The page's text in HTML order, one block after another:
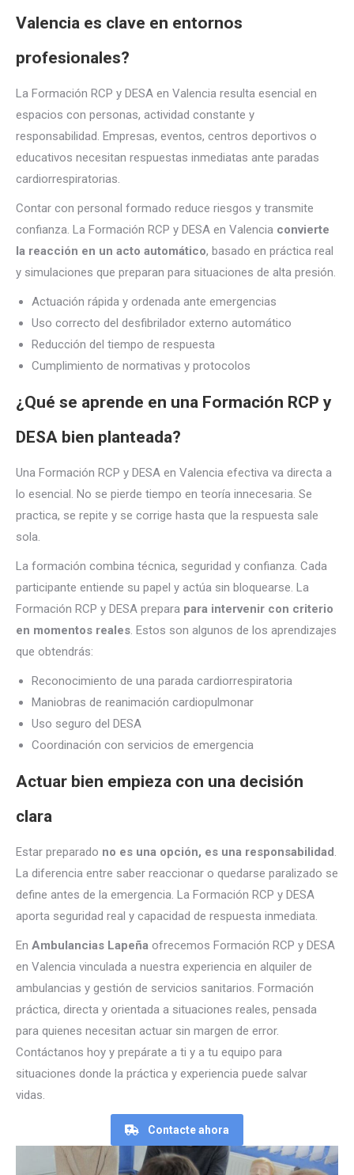
Valencia es clave en entornos
profesionales?
La Formación RCP y DESA en Valencia resulta esencial en
espacios con personas, actividad constante y
responsabilidad. Empresas, eventos, centros deportivos o
educativos necesitan respuestas inmediatas ante paradas
cardiorrespiratorias.
Contar con personal formado reduce riesgos y transmite
confianza. La Formación RCP y DESA en Valencia convierte
la reacción en un acto automático, basado en práctica real
y simulaciones que preparan para situaciones de alta presión.
Actuación rápida y ordenada ante emergencias
Uso correcto del desfibrilador externo automático
Reducción del tiempo de respuesta
Cumplimiento de normativas y protocolos
¿Qué se aprende en una Formación RCP y
DESA bien planteada?
Una Formación RCP y DESA en Valencia efectiva va directa a
lo esencial. No se pierde tiempo en teoría innecesaria. Se
practica, se repite y se corrige hasta que la respuesta sale
sola.
La formación combina técnica, seguridad y confianza. Cada
participante entiende su papel y actúa sin bloquearse. La
Formación RCP y DESA prepara para intervenir con criterio
en momentos reales. Estos son algunos de los aprendizajes
que obtendrás:
Reconocimiento de una parada cardiorrespiratoria
Maniobras de reanimación cardiopulmonar
Uso seguro del DESA
Coordinación con servicios de emergencia
Actuar bien empieza con una decisión
clara
Estar preparado no es una opción, es una responsabilidad.
La diferencia entre saber reaccionar o quedarse paralizado se
define antes de la emergencia. La Formación RCP y DESA
aporta seguridad real y capacidad de respuesta inmediata.
En Ambulancias Lapeña ofrecemos Formación RCP y DESA
en Valencia vinculada a nuestra experiencia en alquiler de
ambulancias y gestión de servicios sanitarios. Formación
práctica, directa y orientada a situaciones reales, pensada
para quienes necesitan actuar sin margen de error.
Contáctanos hoy y prepárate a ti y a tu equipo para
situaciones donde la práctica y experiencia puede salvar
vidas.
Contacte ahora